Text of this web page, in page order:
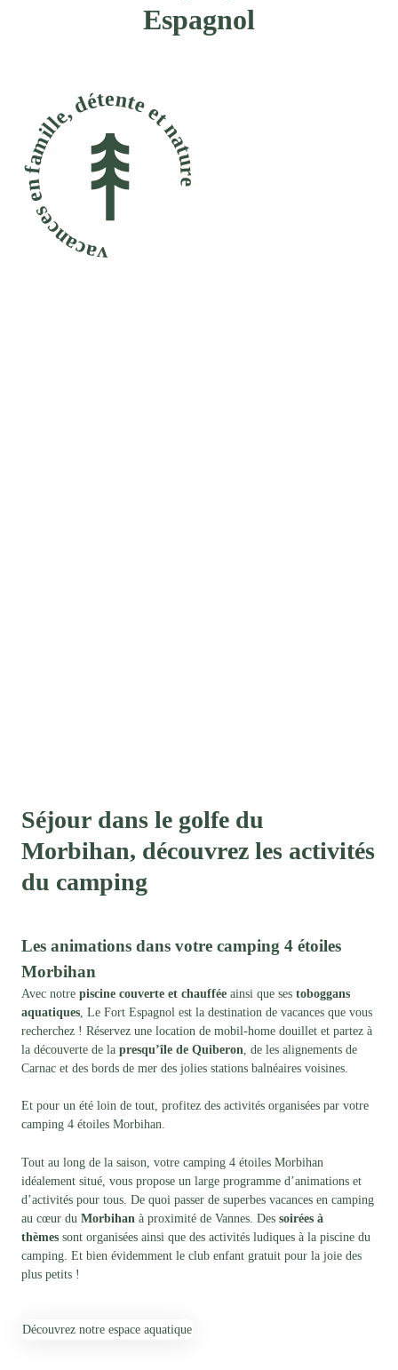
Espagnol
Séjour dans le golfe du
Morbihan, découvrez les activités
du camping
Les animations dans votre camping 4 étoiles
Morbihan
Avec notre piscine couverte et chauffée ainsi que ses toboggans
aquatiques , Le Fort Espagnol est la destination de vacances que vous
recherchez ! Réservez une location de mobil-home douillet et partez à
la découverte de la presqu’île de Quiberon , de les alignements de
Carnac et des bords de mer des jolies stations balnéaires voisines.
Et pour un été loin de tout, profitez des activités organisées par votre
camping 4 étoiles Morbihan.
Tout au long de la saison, votre camping 4 étoiles Morbihan
idéalement situé, vous propose un large programme d’animations et
d’activités pour tous. De quoi passer de superbes vacances en camping
au cœur du Morbihan à proximité de Vannes. Des soirées à
thèmes sont organisées ainsi que des activités ludiques à la piscine du
camping. Et bien évidemment le club enfant gratuit pour la joie des
plus petits !
Découvrez notre espace aquatique
vacances en famille, détente et nature